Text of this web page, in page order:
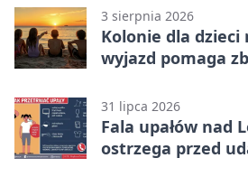
3 sierpnia 2026
Kolonie dla dzieci
wyjazd pomaga
31 lipca 2026
Fala upałów nad
ostrzega przed